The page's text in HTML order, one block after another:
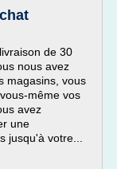
de 30
nous avez
magasins, vous
même vos
avez
une
jusqu'à votre...